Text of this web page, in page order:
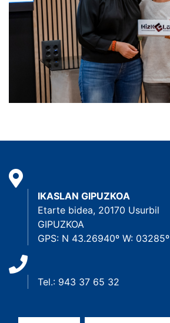
IKASLAN GIPUZKOA
Etarte bidea, 20170 Usurbil
GIPUZKOA
GPS: N 43.26940º W: 03285º
Tel.: 943 37 65 32